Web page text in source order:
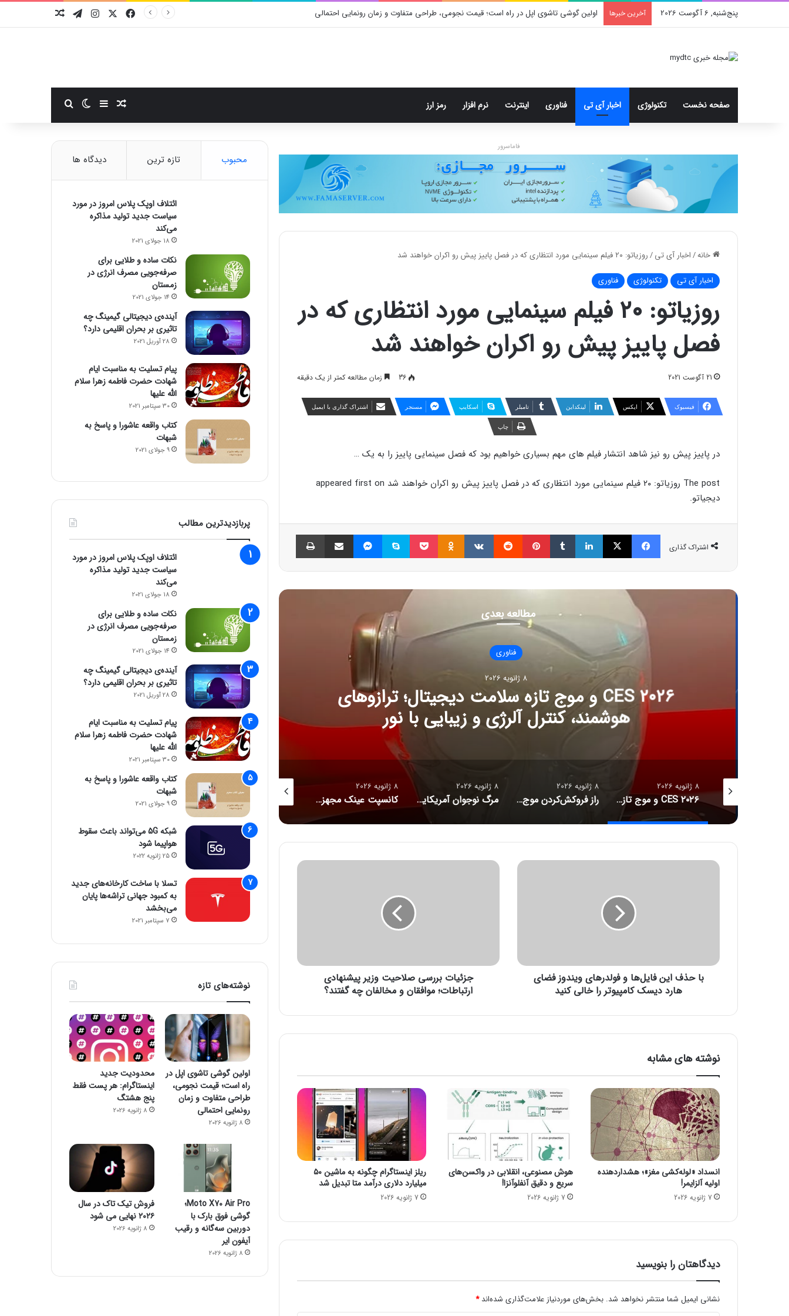
پنج‌شنبه, 6 آگوست 2026 آخرین خبرها اولین گوشی تاشوی اپل در راه است؛ قیمت نجومی، طراحی متفاوت و زمان رونمایی احتمالی فیسبوکایکس اینستاگرام
تلگرام
صفحه نخست تکنولوژی اخبار آی تی فناوری اینترنت نرم افزار رمز ارز نوشته تصادفی
سایدبارتغییر پوسته
فاماسرور
خانه/اخبار آی تی/روزیاتو: ۲۰ فیلم سینمایی مورد انتظاری که در فصل پاییز پیش رو اکران خواهند شد
اخبار آی تی تکنولوژی فناوری
روزیاتو: ۲۰ فیلم سینمایی مورد انتظاری که در
فصل پاییز پیش رو اکران خواهند شد
21 آگوست 2021 36 زمان مطالعه کمتر از یک دقیقه
فیسبوک ایکس لینکداین تامبلر اسکایپ مسنجر اشتراک گذاری با ایمیل
چاپ
در پاییز پیش رو نیز شاهد انتشار فیلم های مهم بسیاری خواهیم بود که فصل سینمایی پاییز را به یک …
The post روزیاتو: ۲۰ فیلم سینمایی مورد انتظاری که در فصل پاییز پیش رو اکران خواهند شد appeared first on
دیجیاتو.
اشتراک گذاری
فیسبوک ایکس لینکداین تامبلر پینتریست Reddit
VKontakte
Odnoklassniki پاکت اسکایپ مسنجر اشتراک گذاری با ایمیل
مطالعه بعدی
فناوری
8 ژانویه 2026
CES ۲۰۲۶ و موج تازه سلامت دیجیتال؛ ترازوهای
هوشمند، کنترل آلرژی و زیبایی با نور راز فروکش‌کردن موج DeepSeek در بازار هوش مصنوعی
8 ژانویه 2026
CES ۲۰۲۶ و موج تازه سلامت دیجیتال؛ ترازوهای هوشمند، کنترل آلرژی و زیبایی با نور
8 ژانویه 2026
راز فروکش‌کردن موج DeepSeek در بازار هوش مصنوعی
8 ژانویه 2026
مرگ نوجوان آمریکایی پس از دریافت توصیه‌های خطرناک از ChatGPT
8 ژانویه 2026
کانسپت عینک مجهز به هوش مصنوعی رونمایی شد جمینای یا کوپایلوت؟ مقایسه دو چت‌بات قدرتمند هوش مصنوعی
8 ژانویه 2026 8 ژانویه 2026
ب
ف
ه
و
ل
د
ر
ه
ا
ی
و
ی
ن
د
و
ف
ی
ا
ر
د
با حذف این فایل‌ها و فولدرهای ویندوز فضای
هارد دیسک کامپیوتر را خالی کنید
ج
ر
ل
و
ز
ی
ر
ی
ش
ن
ه
ا
ا
ت
جزئیات بررسی صلاحیت وزیر پیشنهادی
ارتباطات؛ موافقان و مخالفان چه گفتند؟
نوشته های مشابه
انسداد «لوله‌کشی مغز»؛ هشداردهنده
اولیه آلزایمر!
7 ژانویه 2026
هوش مصنوعی، انقلابی در واکسن‌های
سریع و دقیق آنفلوآنزا!
7 ژانویه 2026
ریلز اینستاگرام چگونه به ماشین ۵۰
میلیارد دلاری درآمد متا تبدیل شد
7 ژانویه 2026
دیدگاهتان را بنویسید
نشانی ایمیل شما منتشر نخواهد شد. بخش‌های موردنیاز علامت‌گذاری شده‌اند*
محبوب تازه ترین دیدگاه ها
ائتلاف اوپک پلاس امروز در مورد
سیاست جدید تولید مذاکره
می‌کند
18 جولای 2021
نکات ساده و طلایی برای
صرفه‌جویی مصرف انرژی در
زمستان
14 جولای 2021
آینده‌ی دیجیتالی گیمینگ چه
تاثیری بر بحران اقلیمی دارد؟
28 آوریل 2021
پیام تسلیت به مناسبت ایام
شهادت حضرت فاطمه زهرا سلام
الله علیها
30 سپتامبر 2021
کتاب واقعه عاشورا و پاسخ به
شبهات
9 جولای 2021
پربازدیدترین مطالب
ائتلاف اوپک پلاس امروز در مورد
سیاست جدید تولید مذاکره
می‌کند
18 جولای 2021
نکات ساده و طلایی برای
صرفه‌جویی مصرف انرژی در
زمستان
14 جولای 2021
آینده‌ی دیجیتالی گیمینگ چه
تاثیری بر بحران اقلیمی دارد؟
28 آوریل 2021
پیام تسلیت به مناسبت ایام
شهادت حضرت فاطمه زهرا سلام
الله علیها
30 سپتامبر 2021
کتاب واقعه عاشورا و پاسخ به
شبهات
9 جولای 2021
شبکه 5G می‌تواند باعث سقوط
هواپیما شود
25 ژانویه 2022
تسلا با ساخت کارخانه‌های جدید
به کمبود جهانی تراشه‌ها پایان
می‌بخشد
7 سپتامبر 2021
نوشته‌های تازه
اولین گوشی تاشوی اپل در
راه است؛ قیمت نجومی،
طراحی متفاوت و زمان
رونمایی احتمالی
8 ژانویه 2026
محدودیت جدید
اینستاگرام: هر پست فقط
پنج هشتگ
8 ژانویه 2026
Moto X70 Air Pro؛
گوشی فوق بارک با
دوربین سه‌گانه و رقیب
آیفون ایر
8 ژانویه 2026
فروش تیک تاک در سال
۲۰۲۶ نهایی می شود
8 ژانویه 2026